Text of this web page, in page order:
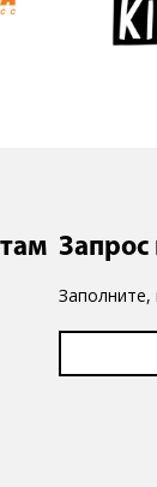
Запрос